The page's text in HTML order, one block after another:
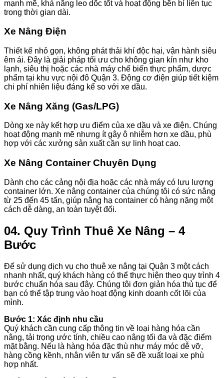
mạnh mẽ, khả năng leo dốc tốt và hoạt động bền bỉ liên tục
trong thời gian dài.
Xe Nâng Điện
Thiết kế nhỏ gọn, không phát thải khí độc hại, vận hành siêu
êm ái. Đây là giải pháp tối ưu cho không gian kín như kho
lạnh, siêu thị hoặc các nhà máy chế biến thực phẩm, dược
phẩm tại khu vực nội đô Quận 3. Động cơ điện giúp tiết kiệm
chi phí nhiên liệu đáng kể so với xe dầu.
Xe Nâng Xăng (Gas/LPG)
Dòng xe này kết hợp ưu điểm của xe dầu và xe điện. Chúng
hoạt động mạnh mẽ nhưng ít gây ô nhiễm hơn xe dầu, phù
hợp với các xưởng sản xuất cần sự linh hoạt cao.
Xe Nâng Container Chuyên Dụng
Dành cho các cảng nội địa hoặc các nhà máy có lưu lượng
container lớn. Xe nâng container của chúng tôi có sức nâng
từ 25 đến 45 tấn, giúp nâng hạ container có hàng nặng một
cách dễ dàng, an toàn tuyệt đối.
04. Quy Trình Thuê Xe Nâng – 4
Bước
Để sử dụng dịch vụ cho thuê xe nâng tại Quận 3 một cách
nhanh nhất, quý khách hàng có thể thực hiện theo quy trình 4
bước chuẩn hóa sau đây. Chúng tôi đơn giản hóa thủ tục để
bạn có thể tập trung vào hoạt động kinh doanh cốt lõi của
mình.
Bước 1: Xác định nhu cầu
Quý khách cần cung cấp thông tin về loại hàng hóa cần
nâng, tải trọng ước tính, chiều cao nâng tối đa và đặc điểm
mặt bằng. Nếu là hàng hóa đặc thù như máy móc dễ vỡ,
hàng cồng kềnh, nhân viên tư vấn sẽ đề xuất loại xe phù
hợp nhất.